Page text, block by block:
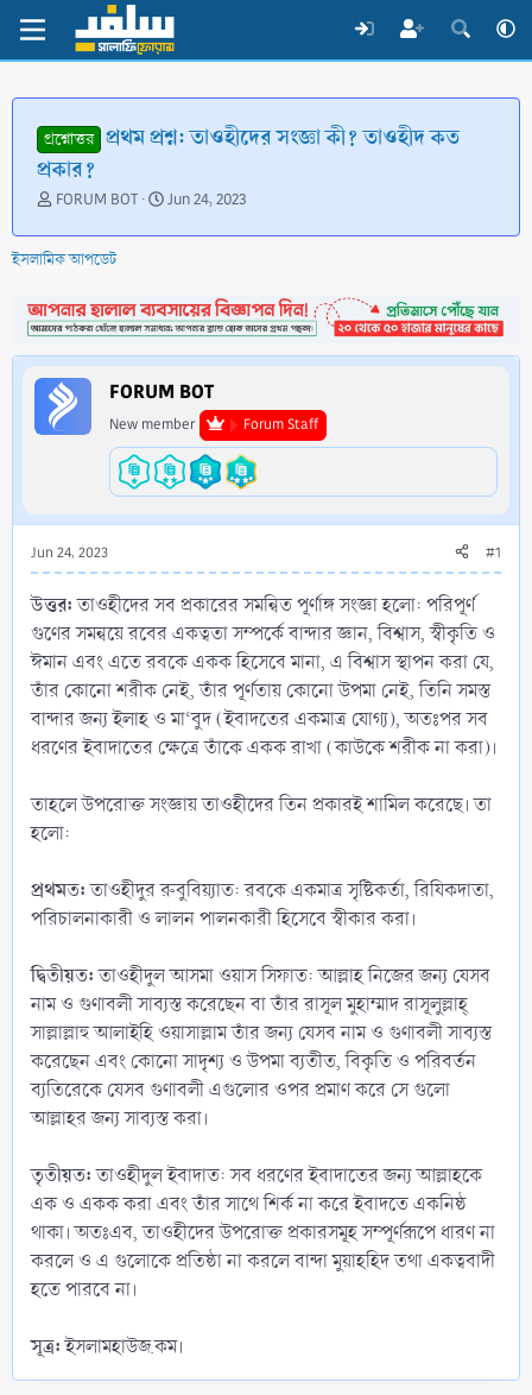
প্রশ্নোত্তর প্রথম প্রশ্ন: তাওহীদের সংজ্ঞা কী? তাওহীদ কত
প্রকার?
T
r
e
d
s
t
a
r
t
FORUM BOT
S
a
d
a
t
e
Jun 24, 2023
ইসলামিক আপডেট
FORUM BOT
New member Forum Staff
Jun 24, 2023 #1
উত্তর:তাওহীদের সব প্রকারের সমন্বিত পূর্ণাঙ্গ সংজ্ঞা হলো: পরিপূর্ণ
গুণের সমন্বয়ে রবের একত্বতা সম্পর্কে বান্দার জ্ঞান, বিশ্বাস, স্বীকৃতি ও
ঈমান এবং এতে রবকে একক হিসেবে মানা, এ বিশ্বাস স্থাপন করা যে,
তাঁর কোনো শরীক নেই, তাঁর পূর্ণতায় কোনো উপমা নেই, তিনি সমস্ত
বান্দার জন্য ইলাহ ও মা‘বুদ (ইবাদতের একমাত্র যোগ্য), অতঃপর সব
ধরণের ইবাদাতের ক্ষেত্রে তাঁকে একক রাখা (কাউকে শরীক না করা)।
তাহলে উপরোক্ত সংজ্ঞায় তাওহীদের তিন প্রকারই শামিল করেছে। তা
হলো:
প্রথমত:তাওহীদুর রুবুবিয়্যাত: রবকে একমাত্র সৃষ্টিকর্তা, রিযিকদাতা,
পরিচালনাকারী ও লালন পালনকারী হিসেবে স্বীকার করা।
দ্বিতীয়ত:তাওহীদুল আসমা ওয়াস সিফাত: আল্লাহ নিজের জন্য যেসব
নাম ও গুণাবলী সাব্যস্ত করেছেন বা তাঁর রাসূল মুহাম্মাদ রাসূলুল্লাহ্
সাল্লাল্লাহু আলাইহি ওয়াসাল্লাম তাঁর জন্য যেসব নাম ও গুণাবলী সাব্যস্ত
করেছেন এবং কোনো সাদৃশ্য ও উপমা ব্যতীত, বিকৃতি ও পরিবর্তন
ব্যতিরেকে যেসব গুণাবলী এগুলোর ওপর প্রমাণ করে সে গুলো
আল্লাহর জন্য সাব্যস্ত করা।
তৃতীয়ত:তাওহীদুল ইবাদাত: সব ধরণের ইবাদাতের জন্য আল্লাহকে
এক ও একক করা এবং তাঁর সাথে শির্ক না করে ইবাদতে একনিষ্ঠ
থাকা। অতঃএব, তাওহীদের উপরোক্ত প্রকারসমূহ সম্পূর্ণরূপে ধারণ না
করলে ও এ গুলোকে প্রতিষ্ঠা না করলে বান্দা মুয়াহহিদ তথা একত্ববাদী
হতে পারবে না।
সূত্র:ইসলামহাউজ.কম।